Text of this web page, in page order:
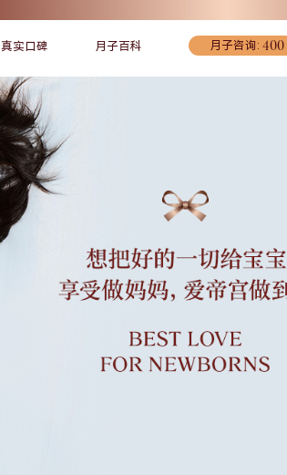
月子咨询:
月子百科
真实口碑